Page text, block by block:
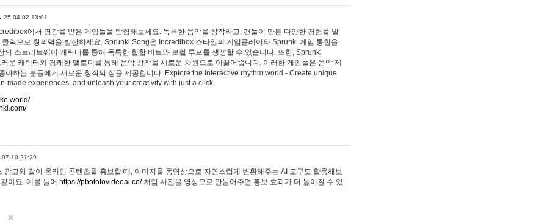
25-04-02 13:01
에서 영감을 받은 게임들을 탐험해보세요. 독특한 음악을 창작하고, 팬들이 만든 다양한 경험을 발
클릭으로 창의력을 발산하세요. Sprunki Song은 Incredibox 스타일의 게임플레이와 Sprunki 게임 통합을
의 스트리트웨어 캐릭터를 통해 독특한 힙합 비트와 보컬 루프를 생성할 수 있습니다. 또한, Sprunki
운 캐릭터와 경쾌한 멜로디를 통해 음악 창작을 새로운 차원으로 이끌어줍니다. 이러한 게임들은 음악 제
아하는 분들에게 새로운 창작의 장을 제공합니다. Explore the interactive rhythm world - Create unique
made experiences, and unleash your creativity with just a click.
07-10 21:29
광고와 같이 온라인 콘텐츠를 홍보할 때, 이미지를 동영상으로 자연스럽게 변환해주는 AI 도구도 활용해보
아요. 예를 들어 https://phototovideoai.co/처럼 사진을 영상으로 만들어주면 홍보 효과가 더 높아질 수 있